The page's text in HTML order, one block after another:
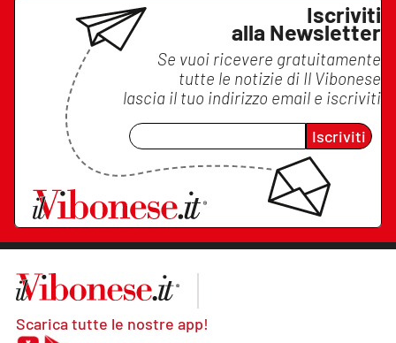
Iscriviti
alla Newsletter
Se vuoi ricevere gratuitamente
tutte le notizie di Il Vibonese
lascia il tuo indirizzo email e iscriviti
Iscriviti
Scarica tutte le nostre app!